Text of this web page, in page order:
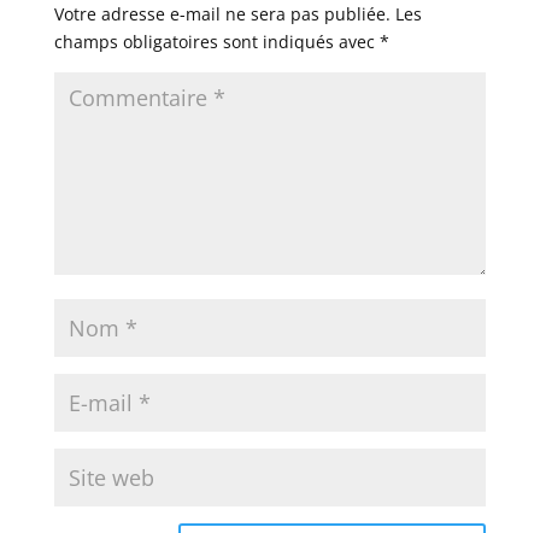
Votre adresse e-mail ne sera pas publiée. Les
champs obligatoires sont indiqués avec *